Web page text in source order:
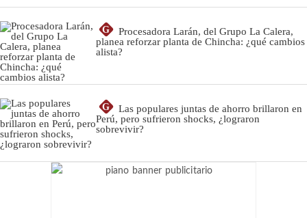
G
Procesadora Larán, del Grupo La Calera,
planea reforzar planta de Chincha: ¿qué cambios
alista?
G
Las populares juntas de ahorro brillaron en
Perú, pero sufrieron shocks, ¿lograron
sobrevivir?